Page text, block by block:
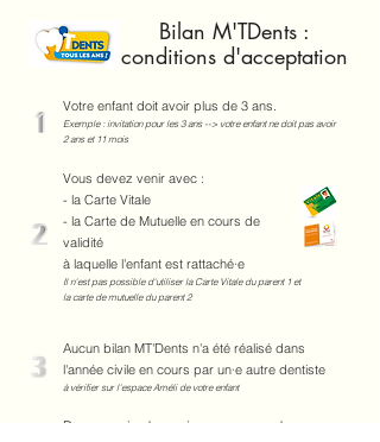
Bilan M'TDents :
conditions d'acceptation
Votre enfant doit avoir plus de 3 ans.
Exemple : invitation pour les 3 ans --> votre enfant ne doit pas avoir
2 ans et 11 mois
Vous devez venir avec :
- la Carte Vitale
- la Carte de Mutuelle en cours de
validité
à laquelle l'enfant est rattaché·e
Il n'est pas possible d'utiliser la Carte Vitale du parent 1 et
la carte de mutuelle du parent 2
Aucun bilan MT'Dents n'a été réalisé dans
l'année civile en cours par un·e autre dentiste
à vérifier sur l'espace Améli de votre enfant
Prenez soin de venir avec un mode